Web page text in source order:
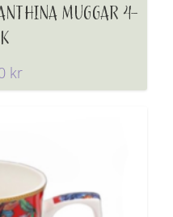
MUGGAR 4-
kr